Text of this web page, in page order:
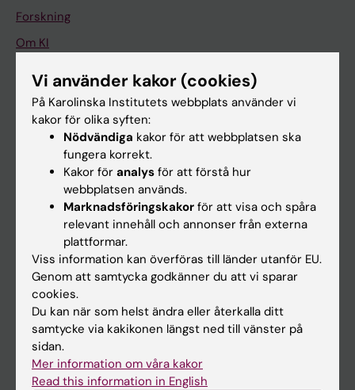
Forskning
Om KI
På gång
Nyheter
Kalender
Schema
Studentmejlen
Kurs- och programwebbar
Student på KI
Vi använder kakor (cookies)
På Karolinska Institutets webbplats använder vi
kakor för olika syften:
Nödvändiga kakor för att webbplatsen ska
fungera korrekt.
Kakor för analys för att förstå hur
webbplatsen används.
Marknadsföringskakor för att visa och spåra
relevant innehåll och annonser från externa
plattformar.
Viss information kan överföras till länder utanför EU.
Genom att samtycka godkänner du att vi sparar
cookies.
Du kan när som helst ändra eller återkalla ditt
samtycke via kakikonen längst ned till vänster på
sidan.
Mer information om våra kakor
Read this information in English